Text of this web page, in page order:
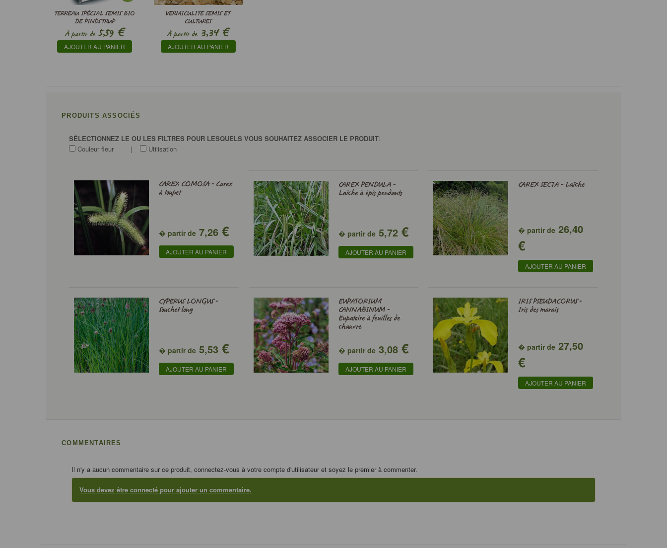
TERREAU SPÉCIAL SEMIS BIO
DE PINDSTRUP
À partir de5,59 €
AJOUTER AU PANIER
VERMICULITE SEMIS ET
CULTURES
À partir de3,34€
AJOUTER AU PANIER
PRODUITS ASSOCIÉS
SÉLECTIONNEZ LE OU LES FILTRES POUR LESQUELS VOUS SOUHAITEZ ASSOCIER LE PRODUIT:
Couleur fleur
| Utilisation
CAREX COMOSA - Carex
à toupet
� partir de 7,26 €
AJOUTER AU PANIER
CAREX PENDULA -
Laîche à épis pendants
� partir de5,72€
AJOUTER AU PANIER
CAREX SECTA - Laîche
� partir de26,40
€
AJOUTER AU PANIER
CYPERUS LONGUS -
Souchet long
� partir de 5,53 €
AJOUTER AU PANIER
EUPATORIUM
CANNABINUM -
Eupatoire à feuilles de
chanvre
� partir de3,08€
AJOUTER AU PANIER
IRIS PSEUDACORUS -
Iris des marais
� partir de27,50
€
AJOUTER AU PANIER
COMMENTAIRES
Il n'y a aucun commentaire sur ce produit, connectez-vous à votre compte d'utilisateur et soyez le premier à commenter.
Vous devez être connecté pour ajouter un commentaire.